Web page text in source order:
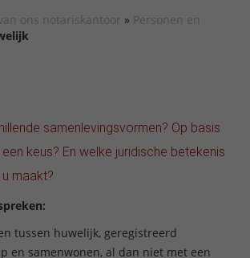
ons notariskantoor » Personen en
samenlevingsvormen? Op basis
keus? En welke juridische betekenis
maakt?
tussen huwelijk, geregistreerd
en samenwonen, al dan niet met een